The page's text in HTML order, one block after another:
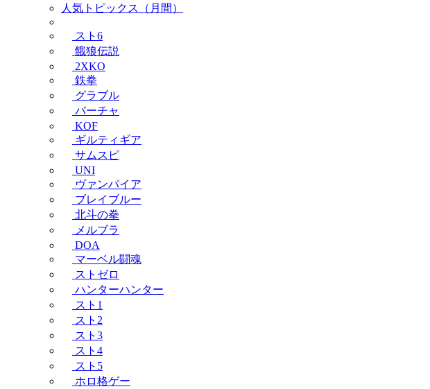
人気トピックス（月間）
スト6
餓狼伝説
2XKO
鉄拳
グラブル
バーチャ
KOF
ギルティギア
サムスピ
UNI
ヴァンパイア
ブレイブルー
北斗の拳
メルブラ
DOA
マーベル闘魂
ストゼロ
ハンターハンター
スト1
スト2
スト3
スト4
スト5
ホロ格ゲー